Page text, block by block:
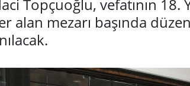
Topçuoğlu, vefatının 18.
alan mezarı başında